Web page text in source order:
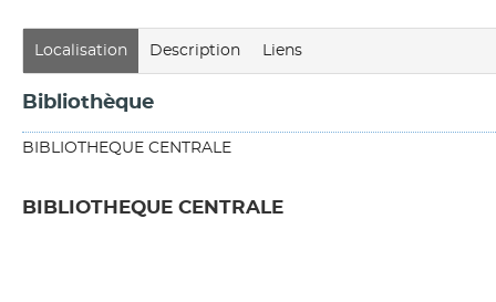
Localisation Description Liens
Bibliothèque
BIBLIOTHEQUE CENTRALE
BIBLIOTHEQUE CENTRALE